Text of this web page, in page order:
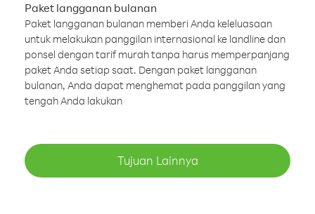
Paket langganan bulanan
Paket langganan bulanan memberi Anda keleluasaan
untuk melakukan panggilan internasional ke landline dan
ponsel dengan tarif murah tanpa harus memperpanjang
paket Anda setiap saat. Dengan paket langganan
bulanan, Anda dapat menghemat pada panggilan yang
tengah Anda lakukan
Tujuan Lainnya